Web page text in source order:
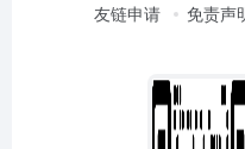
友链申请 免责声